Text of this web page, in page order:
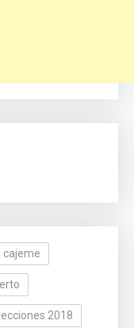
cajeme
2018